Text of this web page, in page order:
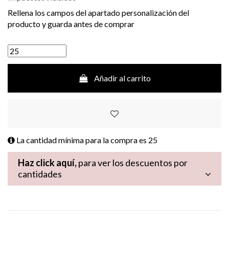
Rellena los campos del apartado personalización del
producto y guarda antes de comprar
Añadir al carrito
La cantidad mínima para la compra es 25
Haz click aquí,para ver los descuentos por
cantidades